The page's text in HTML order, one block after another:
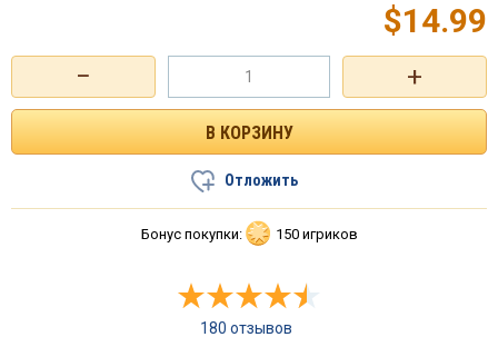
+
−
$14.99
Отложить
Бонус покупки: 150 игриков
180 отзывов